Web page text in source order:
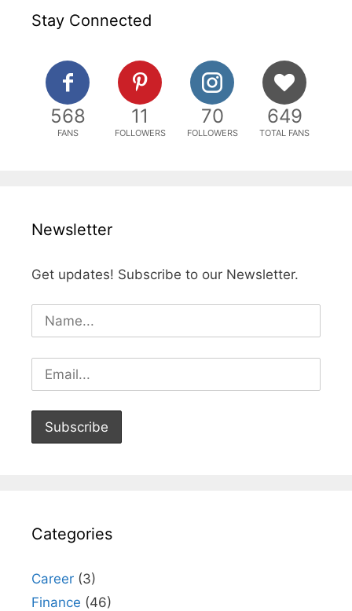
Stay Connected
568
FANS
11
FOLLOWERS
70
FOLLOWERS
649
TOTAL FANS
Newsletter
Get updates! Subscribe to our Newsletter.
Categories
Career (3)
Finance (46)